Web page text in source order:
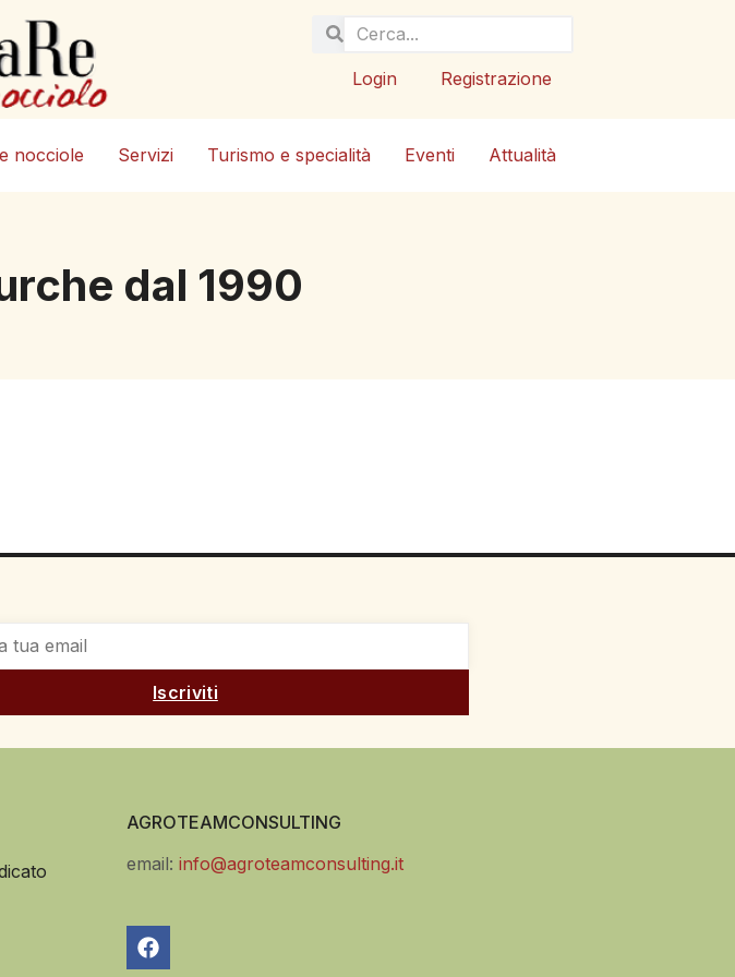
Login Registrazione
nocciole Servizi Turismo e specialità Eventi Attualità
dal 1990
Iscriviti
AGROTEAMCONSULTING
email:info@agroteamconsulting.it